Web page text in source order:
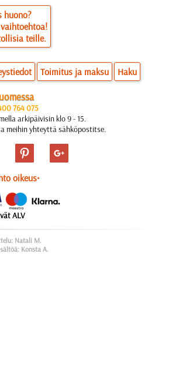
huono?
teille.
Toimitus ja maksu Haku
764 075
arkipäivisin klo 9 - 15.
meihin yhteyttä sähköpostitse.
oikeus•
ALV
Natali M.
Konsta A.